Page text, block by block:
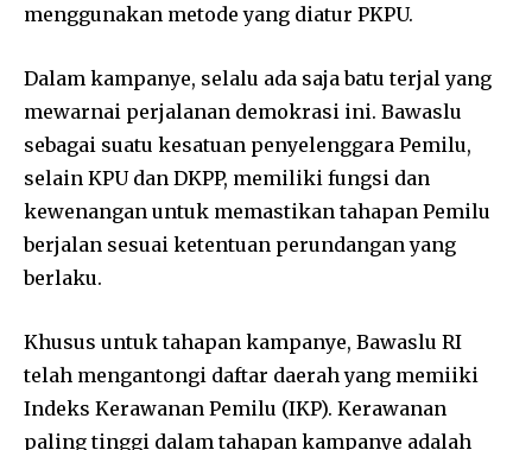
menggunakan metode yang diatur PKPU.
Dalam kampanye, selalu ada saja batu terjal yang
mewarnai perjalanan demokrasi ini. Bawaslu
sebagai suatu kesatuan penyelenggara Pemilu,
selain KPU dan DKPP, memiliki fungsi dan
kewenangan untuk memastikan tahapan Pemilu
berjalan sesuai ketentuan perundangan yang
berlaku.
Khusus untuk tahapan kampanye, Bawaslu RI
telah mengantongi daftar daerah yang memiiki
Indeks Kerawanan Pemilu (IKP). Kerawanan
paling tinggi dalam tahapan kampanye adalah